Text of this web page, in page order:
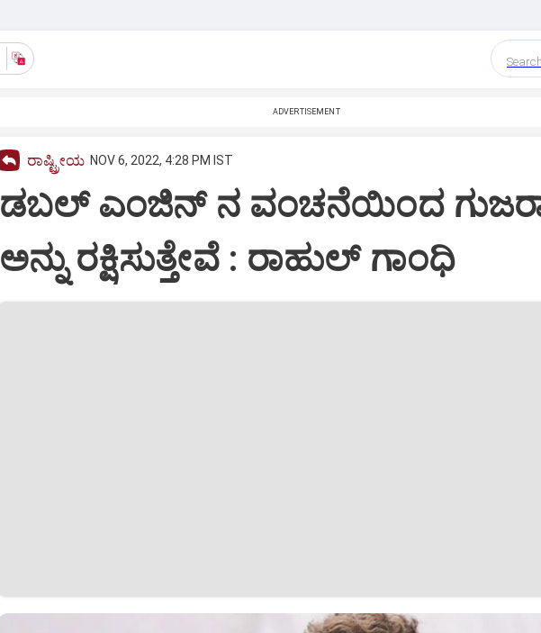
ADVERTISEMENT
ರಾಷ್ಟ್ರೀಯ NOV 6, 2022, 4:28 PM IST
ಡಬಲ್ ಎಂಜಿನ್ ನ ವಂಚನೆಯಿಂದ
ಅನ್ನು ರಕ್ಷಿಸುತ್ತೇವೆ : ರಾಹುಲ್ ಗಾಂಧಿ